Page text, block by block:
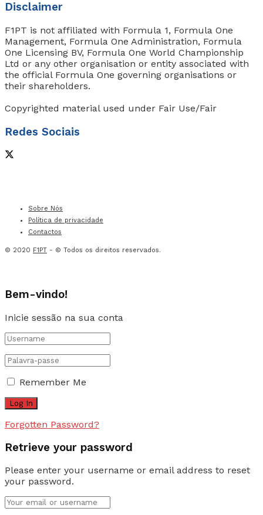
Disclaimer
F1PT is not affiliated with Formula 1, Formula One
Management, Formula One Administration, Formula
One Licensing BV, Formula One World Championship
Ltd or any other organisation or entity associated with
the official Formula One governing organisations or
their shareholders.
Copyrighted material used under Fair Use/Fair
Redes Sociais
Sobre Nós
Política de privacidade
Contactos
© 2020 F1PT - © Todos os direitos reservados.
Bem-vindo!
Inicie sessão na sua conta
Remember Me
Forgotten Password?
Retrieve your password
Please enter your username or email address to reset
your password.